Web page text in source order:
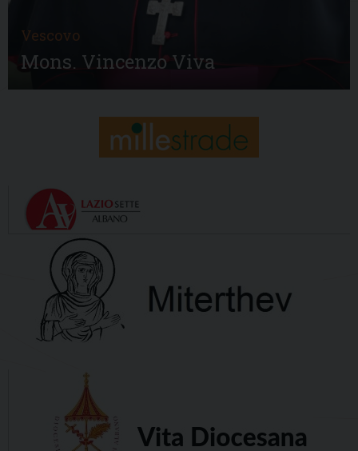
Vescovo
Mons. Vincenzo Viva